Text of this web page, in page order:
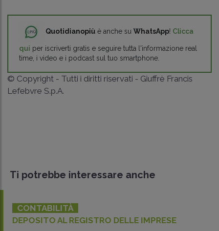
Quotidianopiù è anche su WhatsApp! Clicca
qui per iscriverti gratis e seguire tutta l'informazione real
time, i video e i podcast sul tuo smartphone.
© Copyright - Tutti i diritti riservati - Giuffrè Francis
Lefebvre S.p.A.
Ti potrebbe interessare anche
CONTABILITÀ
DEPOSITO AL REGISTRO DELLE IMPRESE